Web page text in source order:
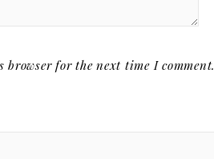
for the next time I comment.